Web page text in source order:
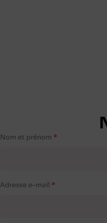
Nom et prénom
Adresse e-mail